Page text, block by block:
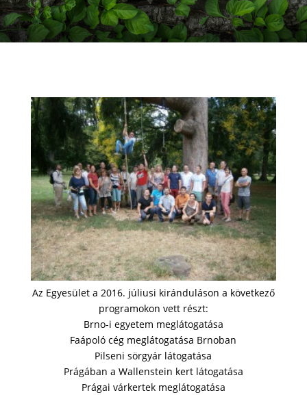
Az Egyesület a 2016. júliusi kiránduláson a következő
programokon vett részt:
Brno-i egyetem meglátogatása
Faápoló cég meglátogatása Brnoban
Pilseni sörgyár látogatása
Prágában a Wallenstein kert látogatása
Prágai várkertek meglátogatása